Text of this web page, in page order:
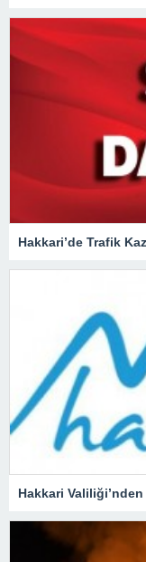
Hakkari’de Trafik
Hakkari